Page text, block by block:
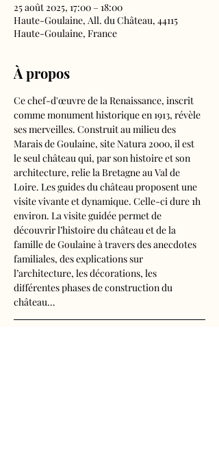
25 août 2025, 17:00 – 18:00
Haute-Goulaine, All. du Château, 44115
Haute-Goulaine, France
À propos
Ce chef-d'œuvre de la Renaissance, inscrit
comme monument historique en 1913, révèle
ses merveilles. Construit au milieu des
Marais de Goulaine, site Natura 2000, il est
le seul château qui, par son histoire et son
architecture, relie la Bretagne au Val de
Loire. Les guides du château proposent une
visite vivante et dynamique. Celle-ci dure 1h
environ. La visite guidée permet de
découvrir l’histoire du château et de la
famille de Goulaine à travers des anecdotes
familiales, des explications sur
l’architecture, les décorations, les
différentes phases de construction du
château…